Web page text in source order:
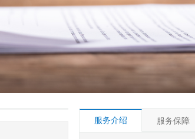
服务介绍 服务保障